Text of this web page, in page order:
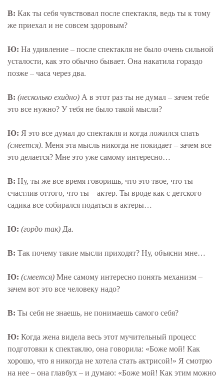
В: Как ты себя чувствовал после спектакля, ведь ты к тому
же приехал и не совсем здоровым?
Ю: На удивление – после спектакля не было очень сильной
усталости, как это обычно бывает. Она накатила гораздо
позже – часа через два.
В: (несколько ехидно) А в этот раз ты не думал – зачем тебе
это все нужно? У тебя не было такой мысли?
Ю: Я это все думал до спектакля и когда ложился спать
(смеется). Меня эта мысль никогда не покидает – зачем все
это делается? Мне это уже самому интересно…
В: Ну, ты же все время говоришь, что это твое, что ты
счастлив оттого, что ты – актер. Ты вроде как с детского
садика все собирался податься в актеры…
Ю: (гордо так) Да.
В: Так почему такие мысли приходят? Ну, объясни мне…
Ю: (смеется) Мне самому интересно понять механизм –
зачем вот это все человеку надо?
В: Ты себя не знаешь, не понимаешь самого себя?
Ю: Когда жена видела весь этот мучительный процесс
подготовки к спектаклю, она говорила: «Боже мой! Как
хорошо, что я никогда не хотела стать актрисой!» Я смотрю
на нее – она главбух – и думаю: «Боже мой! Как этим можно